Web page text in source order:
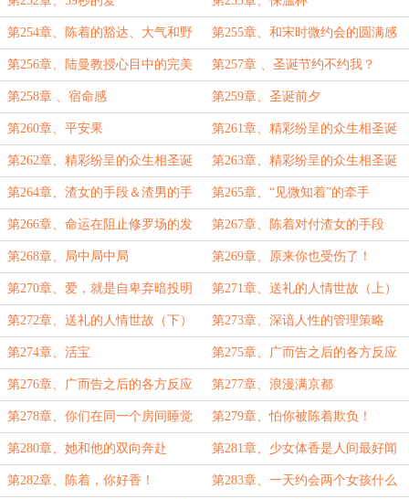
第254章、陈着的豁达、大气和野
望
第255章、和宋时微约会的圆满感
第256章、陆曼教授心目中的完美
女婿形象
第257章 、圣诞节约不约我？
第258章 、宿命感 第259章、圣诞前夕
第260章、平安果 第261章、精彩纷呈的众生相圣诞
节（上）
第262章、精彩纷呈的众生相圣诞
节（中）
第263章、精彩纷呈的众生相圣诞
节（下）
第264章、渣女的手段＆渣男的手
段（橘妹生日快乐）
第265章、“见微知着”的牵手
第266章、命运在阻止修罗场的发
生
第267章、陈着对付渣女的手段
第268章、局中局中局 第269章、原来你也受伤了！
第270章、爱，就是自卑弃暗投明
的时刻
第271章、送礼的人情世故（上）
第272章、送礼的人情世故（下） 第273章、深谙人性的管理策略
第274章、活宝 第275章、广而告之后的各方反应
（一）
第276章、广而告之后的各方反应
（下）
第277章、浪漫满京都
第278章、你们在同一个房间睡觉
的？
第279章、怕你被陈着欺负！
第280章、她和他的双向奔赴 第281章、少女体香是人间最好闻
的味道
第282章、陈着，你好香！ 第283章、一天约会两个女孩什么